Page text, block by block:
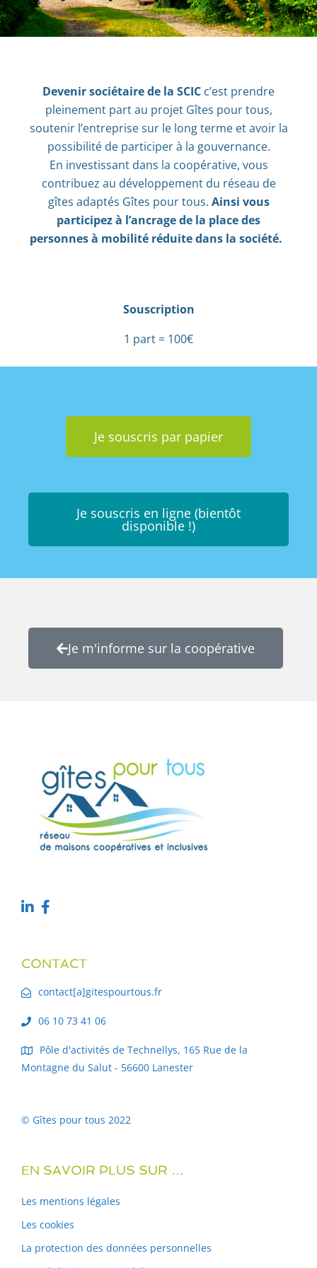
Devenir sociétaire de la SCIC c’est prendre
pleinement part au projet Gîtes pour tous,
soutenir l’entreprise sur le long terme et avoir la
possibilité de participer à la gouvernance.
En investissant dans la coopérative, vous
contribuez au développement du réseau de
gîtes adaptés Gîtes pour tous. Ainsi vous
participez à l’ancrage de la place des
personnes à mobilité réduite dans la société.
Souscription
1 part = 100€
Je souscris par papier
Je souscris en ligne (bientôt
disponible !)
Je m'informe sur la coopérative
CONTACT
contact[a]gitespourtous.fr
06 10 73 41 06
Pôle d'activités de Technellys, 165 Rue de la
Montagne du Salut - 56600 Lanester
© Gîtes pour tous 2022
EN SAVOIR PLUS SUR …
Les mentions légales
Les cookies
La protection des données personnelles